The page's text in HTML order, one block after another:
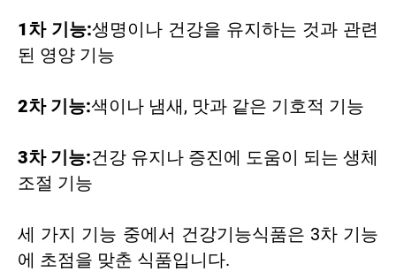
1차 기능:생명이나 건강을 유지하는 것과 관련
된 영양 기능
2차 기능:색이나 냄새, 맛과 같은 기호적 기능
3차 기능:건강 유지나 증진에 도움이 되는 생체
조절 기능
세 가지 기능 중에서 건강기능식품은 3차 기능
에 초점을 맞춘 식품입니다.